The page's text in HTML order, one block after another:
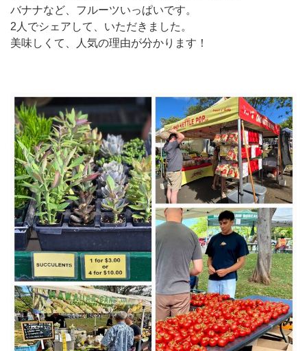
バナナなど、フルーツいっぱいです。
2人でシェアして、いただきました。
美味しくて、人気の理由が分かります！